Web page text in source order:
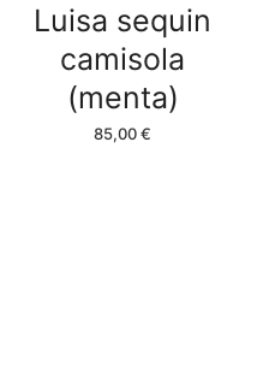
Luisa sequin
camisola
(menta)
85,00€